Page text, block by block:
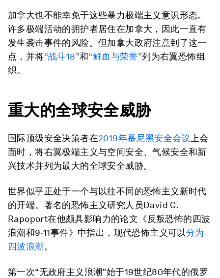
加拿大也不能幸免于这些暴力极端主义意识形态。
许多极端活动的拥护者居住在加拿大，因此一直有
发生袭击事件的风险。但加拿大政府注意到了这一
点，并将“战斗18”和“鲜血与荣誉”列为右翼恐怖组
织。
重大的全球安全威胁
国际顶级安全决策者在2019年慕尼黑安全会议上会
面时，将右翼极端主义与空间安全、气候安全和新
兴技术并列为最大的全球安全威胁。
世界似乎正处于一个与以往不同的恐怖主义新时代
的开端。著名的恐怖主义研究人员David C.
Rapoport在他颇具影响力的论文《反叛恐怖的四波
浪潮和9·11事件》中指出，现代恐怖主义可以分为
四波浪潮。
第一次“无政府主义浪潮”始于19世纪80年代的俄罗